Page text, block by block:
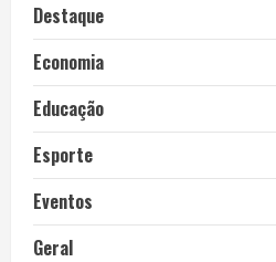
Destaque
Economia
Educação
Esporte
Eventos
Geral